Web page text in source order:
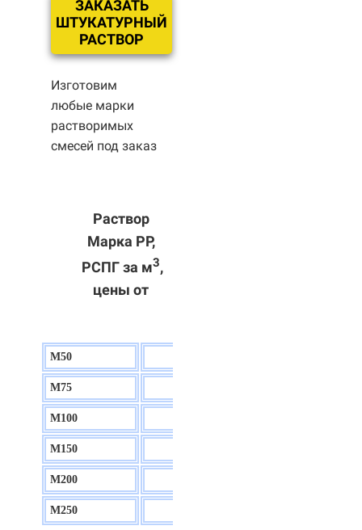
ЗАКАЗАТЬ
ШТУКАТУРНЫЙ
РАСТВОР
Изготовим
любые марки
растворимых
смесей под заказ
Раствор
Марка РР,
РСПГ за м3,
цены от
М50
М75
М100
М150
М200
М250